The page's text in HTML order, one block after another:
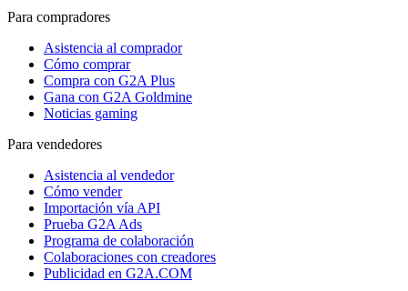
Para compradores
Asistencia al comprador
Cómo comprar
Compra con G2A Plus
Gana con G2A Goldmine
Noticias gaming
Para vendedores
Asistencia al vendedor
Cómo vender
Importación vía API
Prueba G2A Ads
Programa de colaboración
Colaboraciones con creadores
Publicidad en G2A.COM